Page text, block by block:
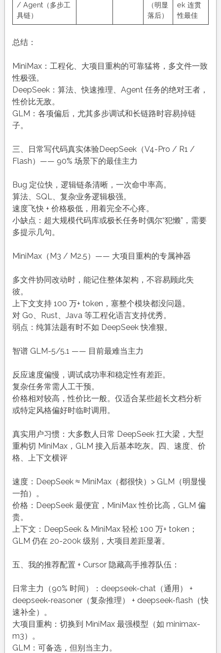
/ Agent（多步工
具链）
（明显
落后）
ek 连贯
性最佳
总结：
MiniMax：工程化、大项目重构的可靠猛将，多文件一致
性极强。
DeepSeek：算法、快速推理、Agent 任务的绝对王者，
性价比无敌。
GLM：各项偏后，尤其多步调试和长链路时容易掉链
子。
三、日常写代码真实体验DeepSeek（V4-Pro / R1 /
Flash）—— 90% 场景下的最佳主力
Bug 定位快，逻辑链条清晰，一次命中率高。
算法、SQL、复杂业务逻辑极强。
速度飞快 + 价格极低，用着完全不心疼。
小缺点：超大规模代码库或极长任务时偶尔“犯懒”，需要
多提示几句。
MiniMax（M3 / M2.5）—— 大项目重构的专属神器
多文件协同改动时，能记住整体架构，不容易顾此失
彼。
上下文支持 100 万+ token，塞整个模块都没问题。
对 Go、Rust、Java 等工程化语言支持优秀。
弱点：纯算法题有时不如 DeepSeek 快准狠。
智谱 GLM-5/5.1 —— 目前最难当主力
反应速度偏慢，调试成功率和稳定性有差距。
复杂任务常需人工干预。
价格相对较高，性价比一般。仅适合某些超长文档分析
或特定风格偏好时临时调用。
真实用户习惯：大多数人日常 DeepSeek 扛大梁，大型
重构切 MiniMax，GLM 接入后基本吃灰。四、速度、价
格、上下文横评
速度：DeepSeek ≈ MiniMax（都很快）> GLM（明显慢
一拍）。
价格：DeepSeek 最便宜，MiniMax 性价比高，GLM 偏
贵。
上下文：DeepSeek & MiniMax 轻松 100 万+ token；
GLM 仍在 20-200k 级别，大项目差距显著。
五、我的推荐配置 + Cursor 隐藏高手推荐队伍：
日常主力（90% 时间）：deepseek-chat（通用） +
deepseek-reasoner（复杂推理） + deepseek-flash（快
速补全）。
大项目重构：切换到 MiniMax 最强模型（如 minimax-
m3）。
GLM：可备选，但别当主力。